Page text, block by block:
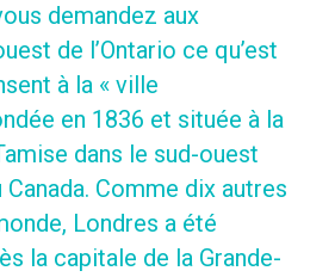
demandez aux
de l’Ontario ce qu’est
à la « ville
en 1836 et située à la
dans le sud-ouest
Canada. Comme dix autres
Londres a été
la capitale de la Grande-